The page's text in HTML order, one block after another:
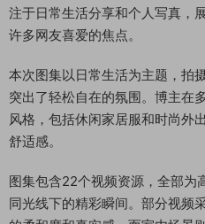
注于日常生活分享和个人写真，
许多网友喜爱的焦点。
本次图集以日常生活为主题，拍
突出了轻松自在的氛围。博主在
风格，包括休闲家居服和时尚外
舒适感。
图集包含22个视频资源，全部为
同光线下的精彩瞬间。部分视频